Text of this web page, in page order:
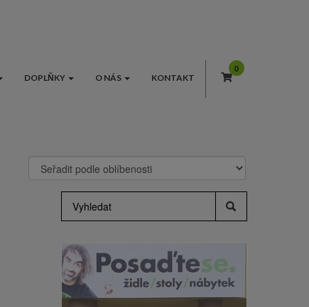
DOPLŇKY O NÁS KONTAKT